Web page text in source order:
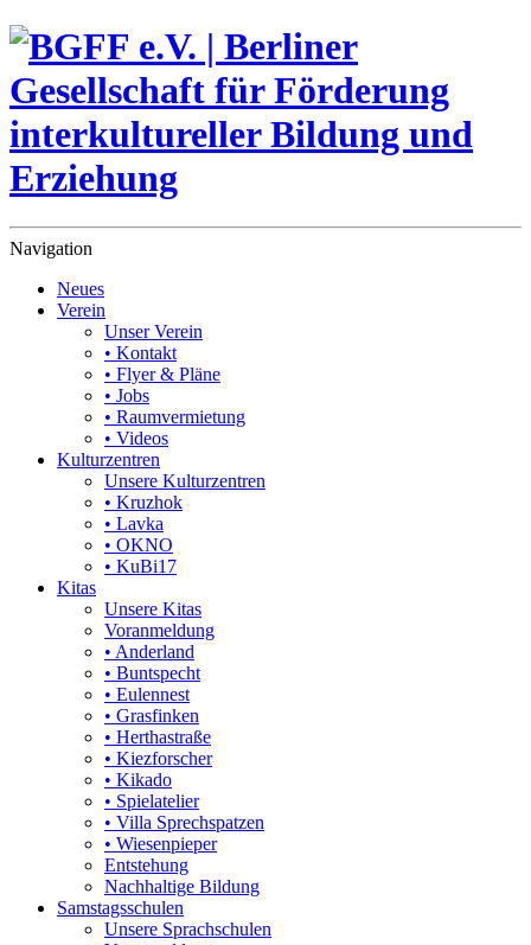
Navigation
Neues
Verein
Unser Verein
• Kontakt
• Flyer & Pläne
• Jobs
• Raumvermietung
• Videos
Kulturzentren
Unsere Kulturzentren
• Kruzhok
• Lavka
• OKNO
• KuBi17
Kitas
Unsere Kitas
Voranmeldung
• Anderland
• Buntspecht
• Eulennest
• Grasfinken
• Herthastraße
• Kiezforscher
• Kikado
• Spielatelier
• Villa Sprechspatzen
• Wiesenpieper
Entstehung
Nachhaltige Bildung
Samstagsschulen
Unsere Sprachschulen